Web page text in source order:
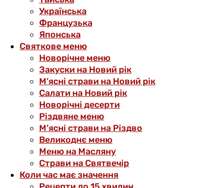
Українська
Французька
Японська
Святкове меню
Новорічне меню
Закуски на Новий рік
М’ясні страви на Новий рік
Салати на Новий рік
Новорічні десерти
Різдвяне меню
М’ясні страви на Різдво
Великоднє меню
Меню на Масляну
Страви на Святвечір
Коли час має значення